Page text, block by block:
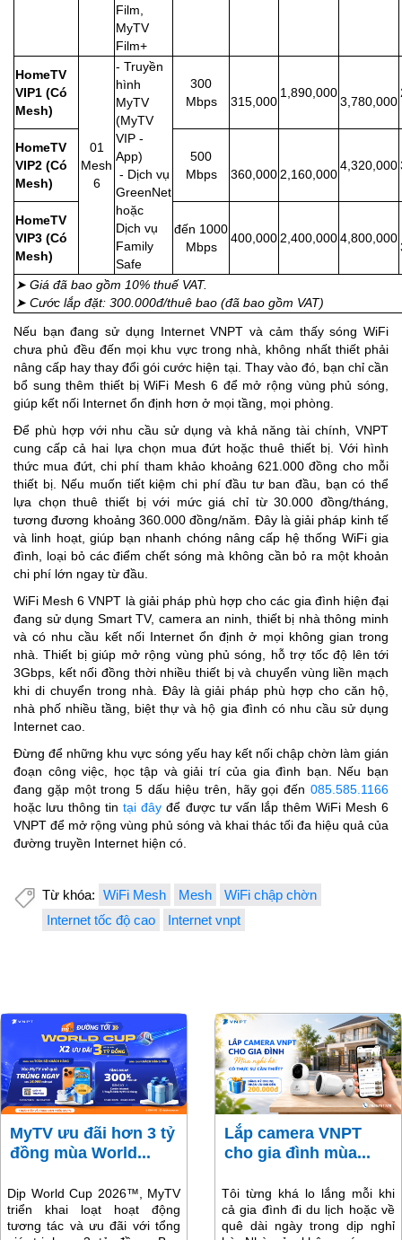
Film,
MyTV
Film+
HomeTV
VIP1 (Có
Mesh)
01
Mesh
6
- Truyền
hình
MyTV
(MyTV
VIP -
App)
- Dịch vụ
GreenNet
hoặc
Dịch vụ
Family
Safe
300
Mbps
315,000
1,890,000
3,780,000
HomeTV
VIP2 (Có
Mesh)
500
Mbps
360,000 2,160,000
4,320,000
HomeTV
VIP3 (Có
Mesh)
đến 1000
Mbps
400,000 2,400,0004,800,000
➤ Giá đã bao gồm 10% thuế VAT.
➤ Cước lắp đặt: 300.000đ/thuê bao (đã bao gồm VAT)
Nếu bạn đang sử dụng Internet VNPT và cảm thấy sóng WiFi
chưa phủ đều đến mọi khu vực trong nhà, không nhất thiết phải
nâng cấp hay thay đổi gói cước hiện tại. Thay vào đó, bạn chỉ cần
bổ sung thêm thiết bị WiFi Mesh 6 để mở rộng vùng phủ sóng,
giúp kết nối Internet ổn định hơn ở mọi tầng, mọi phòng.
Để phù hợp với nhu cầu sử dụng và khả năng tài chính, VNPT
cung cấp cả hai lựa chọn mua đứt hoặc thuê thiết bị. Với hình
thức mua đứt, chi phí tham khảo khoảng 621.000 đồng cho mỗi
thiết bị. Nếu muốn tiết kiệm chi phí đầu tư ban đầu, bạn có thể
lựa chọn thuê thiết bị với mức giá chỉ từ 30.000 đồng/tháng,
tương đương khoảng 360.000 đồng/năm. Đây là giải pháp kinh tế
và linh hoạt, giúp bạn nhanh chóng nâng cấp hệ thống WiFi gia
đình, loại bỏ các điểm chết sóng mà không cần bỏ ra một khoản
chi phí lớn ngay từ đầu.
WiFi Mesh 6 VNPT là giải pháp phù hợp cho các gia đình hiện đại
đang sử dụng Smart TV, camera an ninh, thiết bị nhà thông minh
và có nhu cầu kết nối Internet ổn định ở mọi không gian trong
nhà. Thiết bị giúp mở rộng vùng phủ sóng, hỗ trợ tốc độ lên tới
3Gbps, kết nối đồng thời nhiều thiết bị và chuyển vùng liền mạch
khi di chuyển trong nhà. Đây là giải pháp phù hợp cho căn hộ,
nhà phố nhiều tầng, biệt thự và hộ gia đình có nhu cầu sử dụng
Internet cao.
Đừng để những khu vực sóng yếu hay kết nối chập chờn làm gián
đoạn công việc, học tập và giải trí của gia đình bạn. Nếu bạn
đang gặp một trong 5 dấu hiệu trên, hãy gọi đến 085.585.1166
hoặc lưu thông tintại đây để được tư vấn lắp thêm WiFi Mesh 6
VNPT để mở rộng vùng phủ sóng và khai thác tối đa hiệu quả của
đường truyền Internet hiện có.
Từ khóa: WiFi Mesh Mesh
WiFi chập chờn
Internet tốc độ cao
Internet vnpt
MyTV ưu đãi hơn 3 tỷ
đồng mùa World...
Dịp World Cup 2026™, MyTV
triển khai loạt hoạt động
tương tác và ưu đãi với tổng
Lắp camera VNPT
cho gia đình mùa...
Tôi từng khá lo lắng mỗi khi
cả gia đình đi du lịch hoặc về
quê dài ngày trong dịp nghỉ